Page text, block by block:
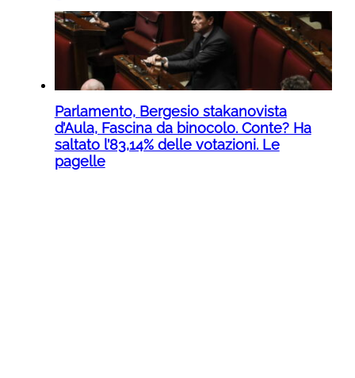
Parlamento, Bergesio stakanovista
d’Aula, Fascina da binocolo. Conte? Ha
saltato l’83,14% delle votazioni. Le
pagelle